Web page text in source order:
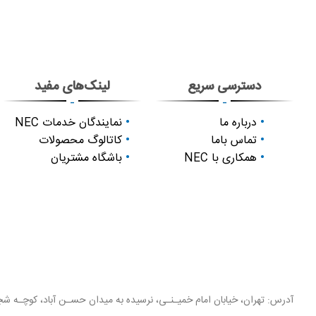
دسترسی سریع
-
درباره ما
تماس باما
همکاری با NEC
لینک‌های مفید
-
نمایندگان خدمات NEC
کاتالوگ محصولات
باشگاه مشتریان
آدرس: تهران، خیابان امام خمیـنـی، نرسیده به میدان حسـن آباد، کوچـه